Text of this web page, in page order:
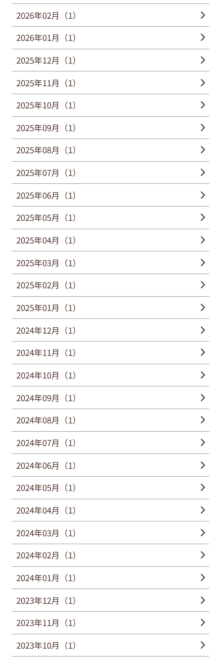
2026年02月（1）
2026年01月（1）
2025年12月（1）
2025年11月（1）
2025年10月（1）
2025年09月（1）
2025年08月（1）
2025年07月（1）
2025年06月（1）
2025年05月（1）
2025年04月（1）
2025年03月（1）
2025年02月（1）
2025年01月（1）
2024年12月（1）
2024年11月（1）
2024年10月（1）
2024年09月（1）
2024年08月（1）
2024年07月（1）
2024年06月（1）
2024年05月（1）
2024年04月（1）
2024年03月（1）
2024年02月（1）
2024年01月（1）
2023年12月（1）
2023年11月（1）
2023年10月（1）